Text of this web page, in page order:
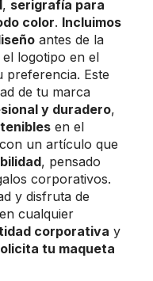
, serigrafía para
color. Incluimos
antes de la
logotipo en el
Este
de tu marca
y duradero,
en el
un artículo que
, pensado
corporativos.
y disfruta de
cualquier
corporativa y
tu maqueta